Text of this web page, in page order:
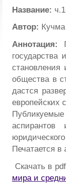
Название:
Автор:
Аннотация:
становления
общества в
дастся
европейских
Печатается в
Скачать в
мира и